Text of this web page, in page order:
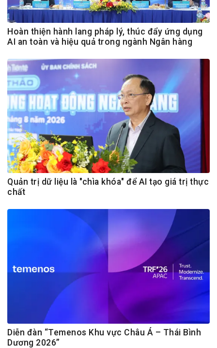
Hoàn thiện hành lang pháp lý, thúc đẩy ứng dụng
AI an toàn và hiệu quả trong ngành Ngân hàng
Quản trị dữ liệu là "chìa khóa" để AI tạo giá trị thực
chất
Diễn đàn “Temenos Khu vực Châu Á – Thái Bình
Dương 2026”